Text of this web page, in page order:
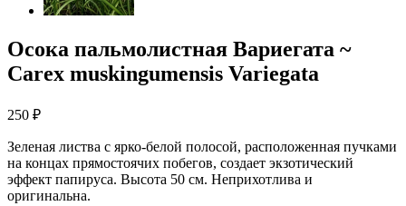
Осока пальмолистная Вариегата ~
Carex muskingumensis Variegata
250 ₽
Зеленая листва с ярко-белой полосой, расположенная пучками
на концах прямостоячих побегов, создает экзотический
эффект папируса. Высота 50 см. Неприхотлива и
оригинальна.